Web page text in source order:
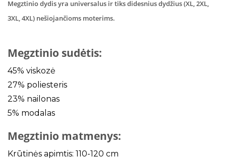
Megztinio dydis yra universalus ir tiks didesnius dydžius (XL, 2XL,
3XL, 4XL) nešiojančioms moterims.
Megztinio sudėtis:
45% viskozė
27% poliesteris
23% nailonas
5% modalas
Megztinio matmenys:
Krūtinės apimtis: 110-120 cm